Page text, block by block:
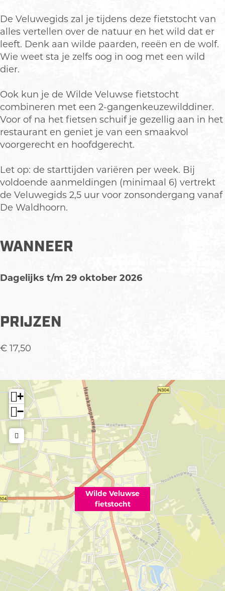
u
w
s
e
e
t
s
t
o
h
t
e
l
u
w
f
i
e
t
s
o
c
h
t
V
e
l
u
e
f
i
e
t
t
o
c
h
u
w
s
e
e
t
s
t
o
h
t
e
V
e
l
s
e
f
e
s
t
o
c
De Veluwegids zal je tijdens deze fietstocht van
alles vertellen over de natuur en het wild dat er
leeft. Denk aan wilde paarden, reeën en de wolf.
Wie weet sta je zelfs oog in oog met een wild
dier.
Ook kun je de Wilde Veluwse fietstocht
combineren met een 2-gangenkeuzewilddiner.
Voor of na het fietsen schuif je gezellig aan in het
restaurant en geniet je van een smaakvol
voorgerecht en hoofdgerecht.
Let op: de starttijden variëren per week. Bij
voldoende aanmeldingen (minimaal 6) vertrekt
de Veluwegids 2,5 uur voor zonsondergang vanaf
De Waldhoorn.
WANNEER
Dagelijks t/m 29 oktober 2026
PRIJZEN
€ 17,50
Wilde Veluwse
fietstocht
+
−